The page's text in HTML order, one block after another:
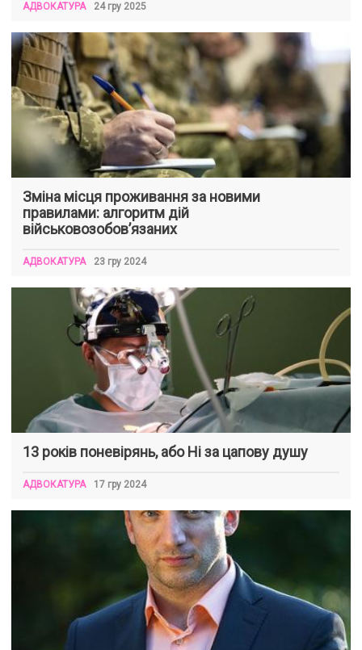
АДВОКАТУРА 24 гру 2025
Зміна місця проживання за новими
правилами: алгоритм дій
військовозобовʼязаних
АДВОКАТУРА 23 гру 2024
13 років поневірянь, або Ні за цапову душу
АДВОКАТУРА 17 гру 2024